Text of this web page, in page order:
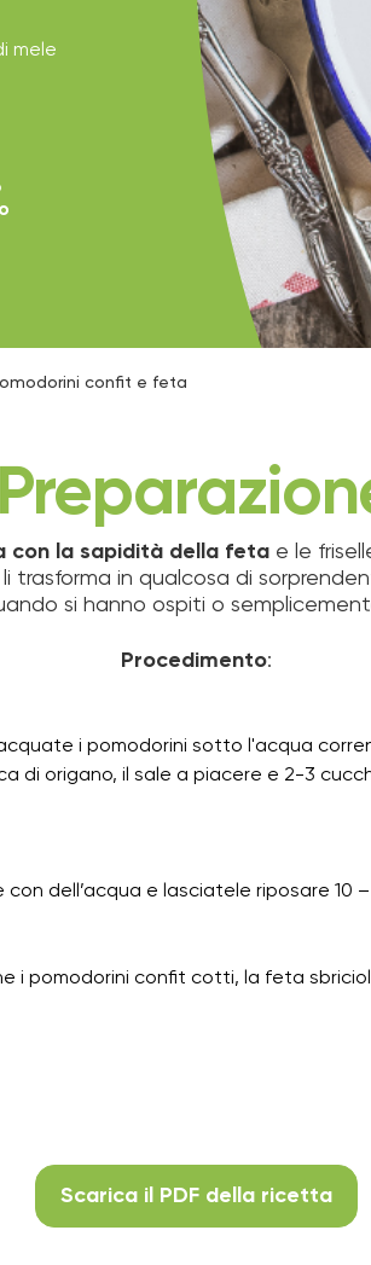
mele
confit e feta
con la sapidità della fetae le
trasforma in qualcosa di
si hanno ospiti o
Procedimento:
i pomodorini sotto l'acqua
di origano, il sale a piacere e 2-3
dell’acqua e lasciatele riposare 10
i pomodorini confit cotti, la feta
Scarica il PDF della ricetta